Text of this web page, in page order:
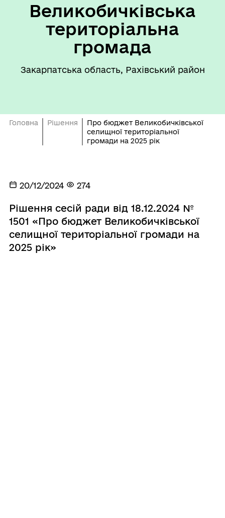
Великобичківська
територіальна
громада
Закарпатська область, Рахівський район
Головна Рішення
Про бюджет Великобичківської
селищної територіальної
громади на 2025 рік
20/12/2024 274
Рішення сесій ради від 18.12.2024 №
1501 «Про бюджет Великобичківської
селищної територіальної громади на
2025 рік»